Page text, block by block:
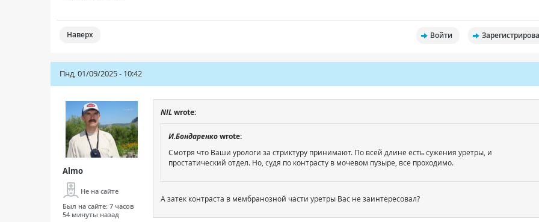
Наверх Войти
Пнд, 01/09/2025 - 10:42
Almo
Не на сайте
Был на сайте: 7 часов
54 минуты назад
NILwrote:
И.Бондаренкоwrote:
Смотря что Ваши урологи за стриктуру принимают. По всей длине есть сужения уретры, и
простатический отдел. Но, судя по контрасту в мочевом пузыре, все проходимо.
А затек контраста в мембранозной части уретры Вас не заинтересовал?